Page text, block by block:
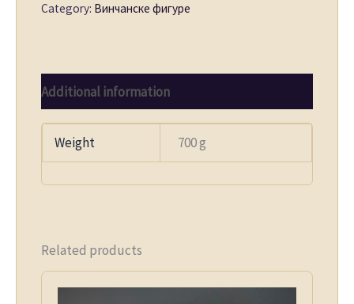
Category: Винчанске фигуре
Additional information
Weight 700 g
Related products